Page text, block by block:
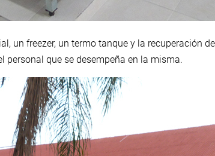
un freezer, un termo tanque y la recuperación
que se desempeña en la misma.